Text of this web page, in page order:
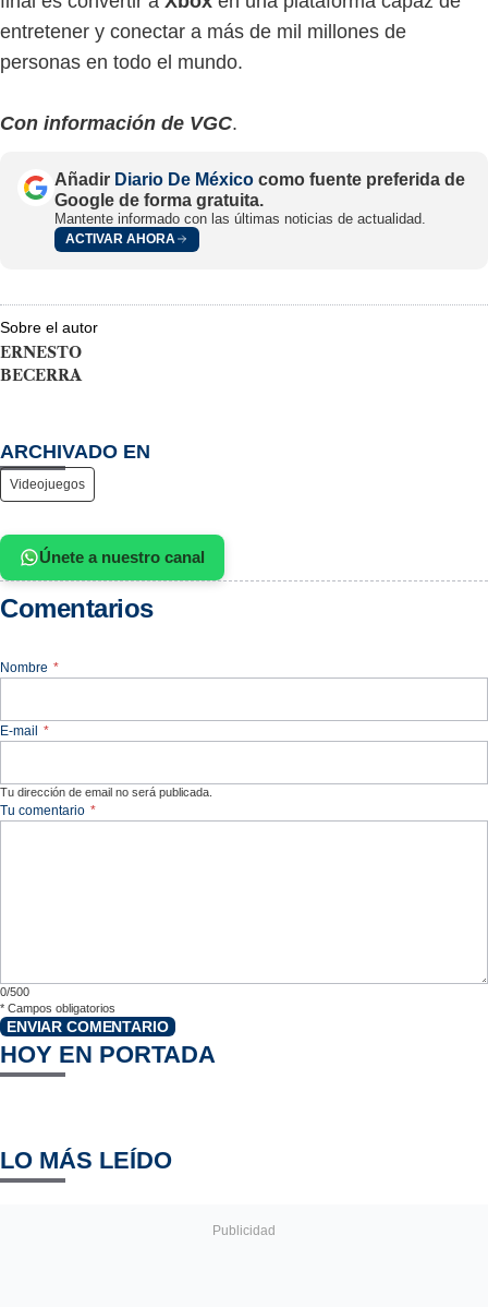
entretener y conectar a más de mil millones de
personas en todo el mundo.
Con información de VGC.
Añadir Diario De México como fuente preferida de
Google de forma gratuita.
Mantente informado con las últimas noticias de actualidad.
ACTIVAR AHORA
Sobre el autor
ERNESTO
BECERRA
ARCHIVADO EN
Videojuegos
Únete a nuestro canal
Comentarios
Nombre *
E-mail *
Tu dirección de email no será publicada.
Tu comentario *
0/500
* Campos obligatorios
ENVIAR COMENTARIO
HOY EN PORTADA
LO MÁS LEÍDO